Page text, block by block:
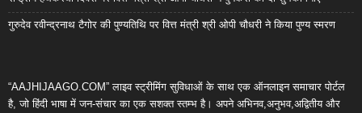
गुरुदेव रवीन्द्रनाथ टैगोर की पुण्यतिथि पर वित्त मंत्री श्री ओपी चौधरी ने किया पुण्य स्मरण
“AAJHIJAAGO.COM” लाइव स्ट्रीमिंग सुविधाओं के साथ एक ऑनलाइन समाचार पोर्टल
है, जो हिंदी भाषा में जन-संचार का एक सशक्त स्तम्भ है। अपने अभिनव,अनुभव,अद्वितीय और